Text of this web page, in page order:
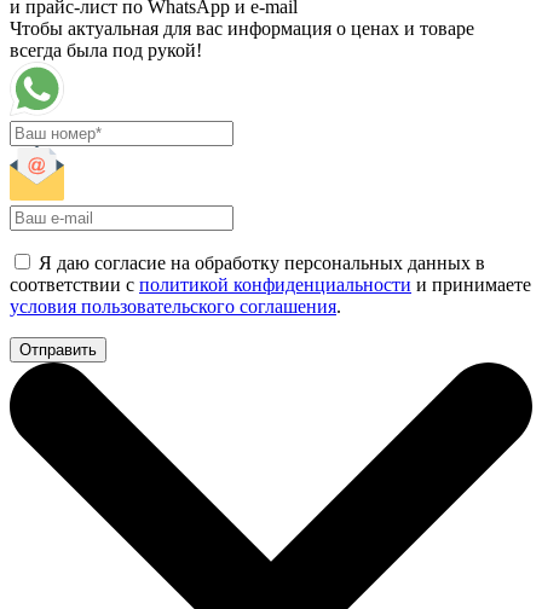
и прайс-лист по WhatsApp и e-mail
Чтобы актуальная для вас информация о ценах и товаре
всегда была под рукой!
Я даю согласие на обработку персональных данных в
соответствии с политикой конфиденциальности и принимаете
условия пользовательского соглашения.